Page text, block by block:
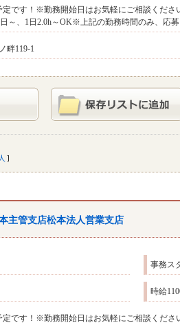
定です！※勤務開始日はお気軽にご相談くだ
日～、1日2.0h～OK※上記の勤務時間のみ、応
畔119-1
主管支店松本法人営業支店
事務ス
時給
定です！※勤務開始日はお気軽にご相談くだ